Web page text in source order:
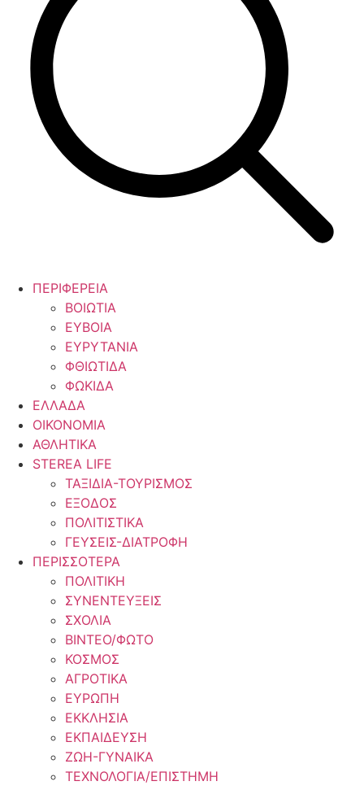
ΠΕΡΙΦΕΡΕΙΑ
ΒΟΙΩΤΙΑ
ΕΥΒΟΙΑ
ΕΥΡΥΤΑΝΙΑ
ΦΘΙΩΤΙΔΑ
ΦΩΚΙΔΑ
ΕΛΛΑΔΑ
ΟΙΚΟΝΟΜΙΑ
ΑΘΛΗΤΙΚΑ
STEREA LIFE
ΤΑΞΙΔΙΑ-ΤΟΥΡΙΣΜΟΣ
ΕΞΟΔΟΣ
ΠΟΛΙΤΙΣΤΙΚΑ
ΓΕΥΣΕΙΣ-ΔΙΑΤΡΟΦΗ
ΠΕΡΙΣΣΟΤΕΡΑ
ΠΟΛΙΤΙΚΗ
ΣΥΝΕΝΤΕΥΞΕΙΣ
ΣΧΟΛΙΑ
ΒΙΝΤΕΟ/ΦΩΤΟ
ΚΟΣΜΟΣ
ΑΓΡΟΤΙΚΑ
ΕΥΡΩΠΗ
ΕΚΚΛΗΣΙΑ
ΕΚΠΑΙΔΕΥΣΗ
ΖΩΗ-ΓΥΝΑΙΚΑ
ΤΕΧΝΟΛΟΓΙΑ/ΕΠΙΣΤΗΜΗ